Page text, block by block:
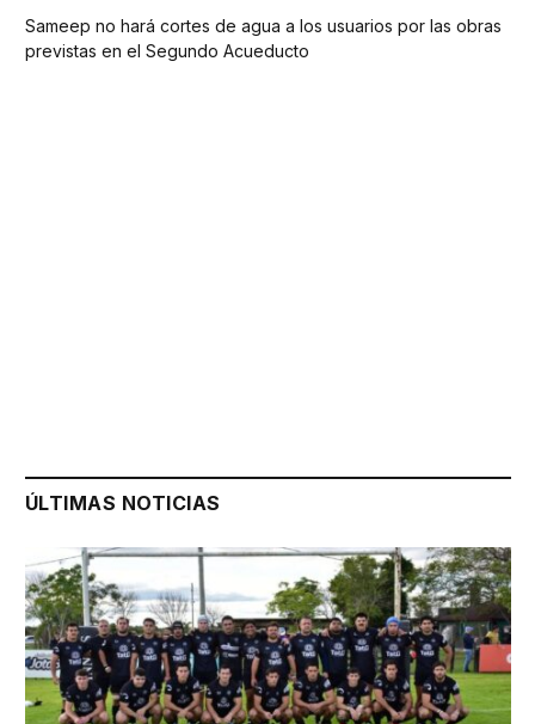
Sameep no hará cortes de agua a los usuarios por las obras
previstas en el Segundo Acueducto
ÚLTIMAS NOTICIAS